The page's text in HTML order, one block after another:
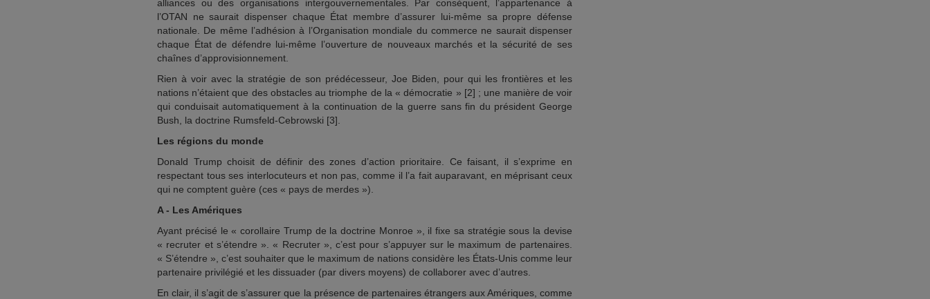
alliances ou des organisations intergouvernementales. Par conséquent, l’appartenance à
l’OTAN ne saurait dispenser chaque État membre d’assurer lui-même sa propre défense
nationale. De même l’adhésion à l’Organisation mondiale du commerce ne saurait dispenser
chaque État de défendre lui-même l’ouverture de nouveaux marchés et la sécurité de ses
chaînes d’approvisionnement.
Rien à voir avec la stratégie de son prédécesseur, Joe Biden, pour qui les frontières et les
nations n’étaient que des obstacles au triomphe de la « démocratie » [2] ; une manière de voir
qui conduisait automatiquement à la continuation de la guerre sans fin du président George
Bush, la doctrine Rumsfeld-Cebrowski [3].
Les régions du monde
Donald Trump choisit de définir des zones d’action prioritaire. Ce faisant, il s’exprime en
respectant tous ses interlocuteurs et non pas, comme il l’a fait auparavant, en méprisant ceux
qui ne comptent guère (ces « pays de merdes »).
A - Les Amériques
Ayant précisé le « corollaire Trump de la doctrine Monroe », il fixe sa stratégie sous la devise
« recruter et s’étendre ». « Recruter », c’est pour s’appuyer sur le maximum de partenaires.
« S’étendre », c’est souhaiter que le maximum de nations considère les États-Unis comme leur
partenaire privilégié et les dissuader (par divers moyens) de collaborer avec d’autres.
En clair, il s’agit de s’assurer que la présence de partenaires étrangers aux Amériques, comme